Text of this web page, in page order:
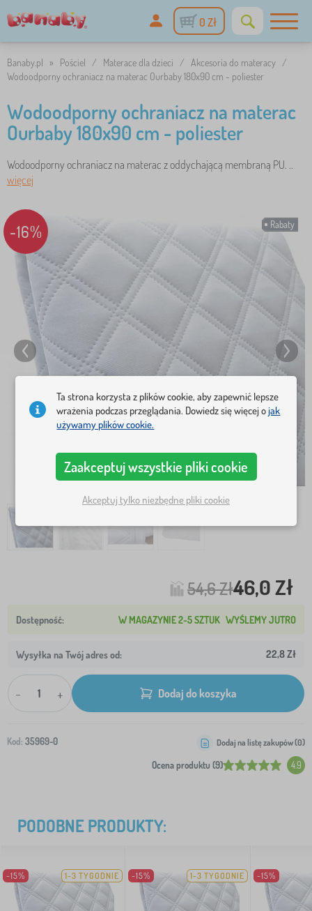
0 Zł
Banaby.pl » Pościel / Materace dla dzieci / Akcesoria do materacy /
Wodoodporny ochraniacz na materac Ourbaby 180x90 cm - poliester
Wodoodporny ochraniacz na materac
Ourbaby 180x90 cm - poliester
Wodoodporny ochraniacz na materac z oddychającą membraną PU. ..
więcej
Rabaty
-16%
54,6 Zł46,0 Zł
W MAGAZYNIE 2-5 SZTUK WYŚLEMY JUTRO
Wysyłka na Twój adres od: 22,8 Zł
- + Dodaj do koszyka
Kod: 35969-0
Ocena produktu (9) 4.9
Dodaj na listę zakupów (0)
PODOBNE PRODUKTY:
-15% 1-3 TYGODNIE -15% 1-3 TYGODNIE -15%
Ta strona korzysta z plików cookie, aby zapewnić lepsze
wrażenia podczas przeglądania. Dowiedz się więcej ojak
używamy plików cookie.
Zaakceptuj wszystkie pliki cookie
Akceptuj tylko niezbędne pliki cookie